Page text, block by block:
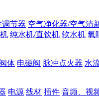
调节器 空气净化器/空气清
纯水机/直饮机 软水机 氧
阀体 电磁阀 脉冲点火器 水
电源 线材 插件 音频、视